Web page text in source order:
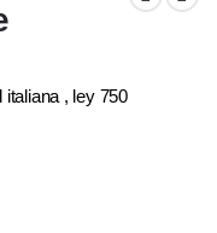
italiana , ley 750